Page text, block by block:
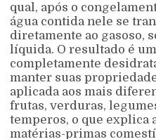
qual, após o
água contida nele se
diretamente ao gasoso,
líquida. O resultado é
completamente
manter suas
aplicada aos mais
frutas, verduras,
temperos, o que explica
matérias-primas